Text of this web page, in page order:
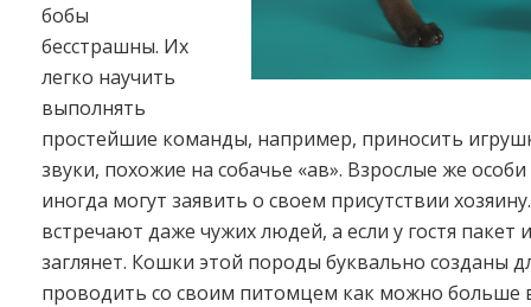
бобы
бесстрашны. Их
легко научить
выполнять
простейшие команды, например, приносить
звуки, похожие на собачье «ав». Взрослые же
иногда могут заявить о своем присутствии
встречают даже чужих людей, а если у гостя
заглянет. Кошки этой породы буквально созданы
проводить со своим питомцем как можно больше